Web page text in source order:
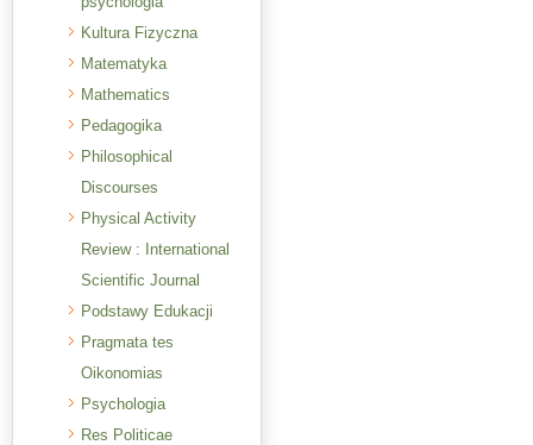
Kultura Fizyczna
Matematyka
Mathematics
Pedagogika
Philosophical
Discourses
Physical Activity
Review : International
Scientific Journal
Podstawy Edukacji
Pragmata tes
Oikonomias
Psychologia
Res Politicae